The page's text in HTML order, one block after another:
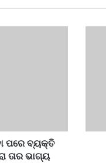
ପରେ ବ୍ୟକ୍ତି
ତାର ଭାଗ୍ୟ